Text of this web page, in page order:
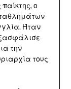
ο
Ήταν
την
τους